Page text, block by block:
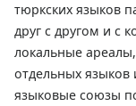
тюркских языков
друг с другом и с
локальные
отдельных
языковые союзы